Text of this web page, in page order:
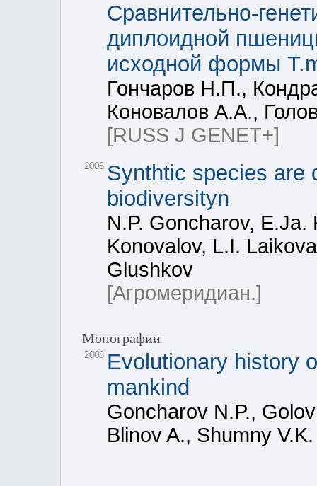
Сравнительно-
диплоидной
исходной формы
Гончаров Н.П.,
Коновалов А.А.,
[RUSS J GENET+]
2006 Synthtic species are
biodiversityn
N.P. Goncharov,
Konovalov, L.I.
Glushkov
[Агромеридиан.]
Монографии
2008 Evolutionary history
mankind
Goncharov N.P.,
Blinov A., Shumny V.K.